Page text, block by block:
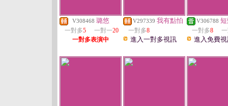
V308468 璐悠
一對多5 一對一20
一對多表演中
V297339 我有點怕
一對多8
進入一對多視訊
V306788
一對多8
進入免費